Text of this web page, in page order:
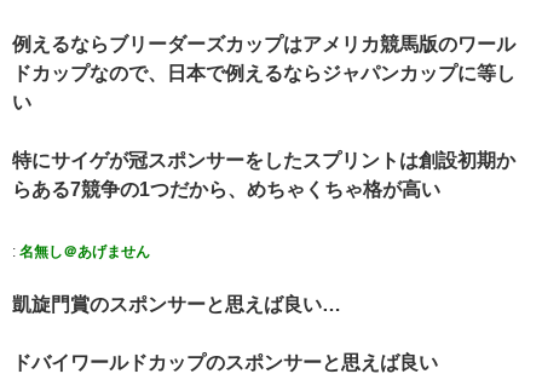
例えるならブリーダーズカップはアメリカ競馬版のワール
ドカップなので、日本で例えるならジャパンカップに等し
い
特にサイゲが冠スポンサーをしたスプリントは創設初期か
らある7競争の1つだから、めちゃくちゃ格が高い
: 名無し＠あげません
凱旋門賞のスポンサーと思えば良い…
ドバイワールドカップのスポンサーと思えば良い